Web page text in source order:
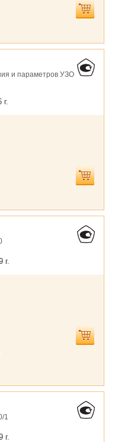
и параметров УЗО
г.
г.
1
г.